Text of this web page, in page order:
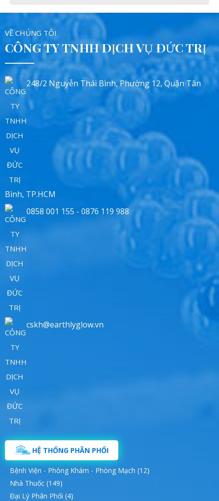
VỀ CHÚNG TÔI
CÔNG TY TNHH DỊCH VỤ ĐỨC TRỊ
248/2 Nguyễn Thái Bình, Phường 12, Quận Tân
Bình, TP.HCM
0858 001 155 - 0876 119 988
cskh@earthlyglow.vn
HỆ THỐNG PHÂN PHỐI
Bệnh Viện - Phòng Khám - Phòng Mạch (12)
Nhà Thuốc (149)
Đại Lý Phân Phối (4)